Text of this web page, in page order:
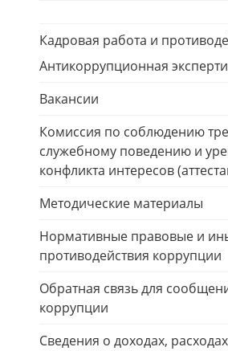
Кадровая работа и
Антикоррупционная
Вакансии
Комиссия по соблюдению
служебному поведению и
конфликта интересов
Методические материалы
Нормативные правовые и
противодействия коррупции
Обратная связь для
коррупции
Сведения о доходах,